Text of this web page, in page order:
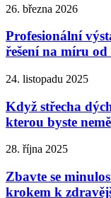
26. března 2026
Profesionální
řešení na míru od
24. listopadu 2025
Když střecha
kterou byste
28. října 2025
Zbavte se
krokem k